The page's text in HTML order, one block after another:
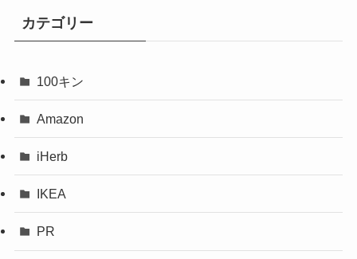
カテゴリー
100キン
Amazon
iHerb
IKEA
PR